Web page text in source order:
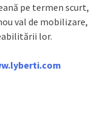
pe termen
val de
lor.